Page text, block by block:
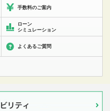
手数料のご案内
ローン
シミュレーション
よくあるご質問